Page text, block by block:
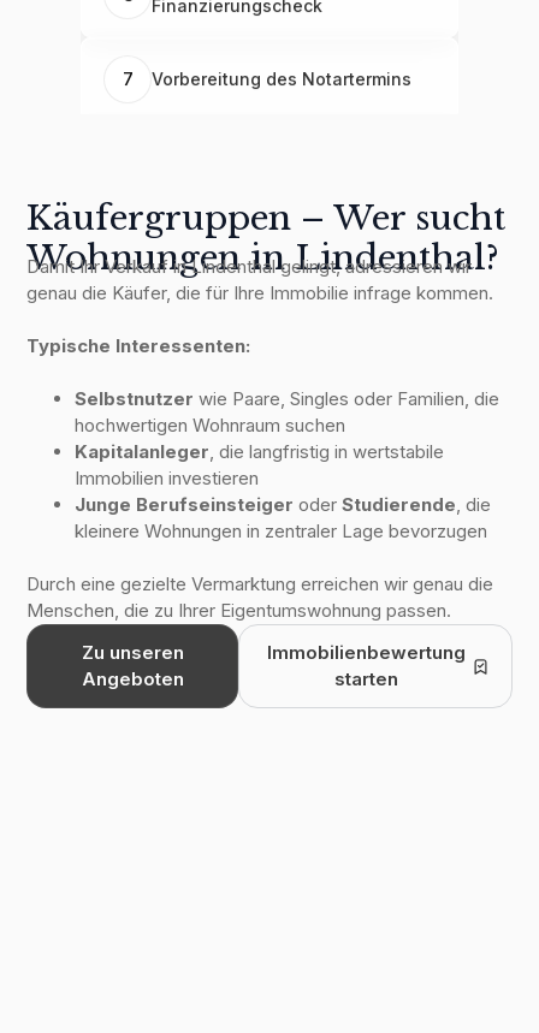
1 Erstberatung & Bedarfsanalyse
2 Immobilienbewertung
3
Videos & 360°-Tour
4 Veröffentlichung & Vermarktung
Preisverhandlung &
Finanzierungscheck
Käufergruppen – Wer sucht
Wohnungen in Lindenthal?
Damit Ihr Verkauf in Lindenthal gelingt, adressieren wir
genau die Käufer, die für Ihre Immobilie infrage kommen.
Typische Interessenten:
Selbstnutzer wie Paare, Singles oder Familien, die
hochwertigen Wohnraum suchen
Kapitalanleger, die langfristig in wertstabile
Immobilien investieren
Junge Berufseinsteiger oderStudierende, die
kleinere Wohnungen in zentraler Lage bevorzugen
Durch eine gezielte Vermarktung erreichen wir genau die
Menschen, die zu Ihrer Eigentumswohnung passen.
Zu unseren
Angeboten
Immobilienbewertung
starten